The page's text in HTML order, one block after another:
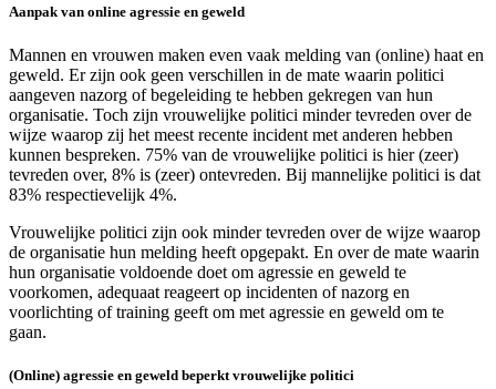
Aanpak van online agressie en geweld
Mannen en vrouwen maken even vaak melding van (online) haat en
geweld. Er zijn ook geen verschillen in de mate waarin politici
aangeven nazorg of begeleiding te hebben gekregen van hun
organisatie. Toch zijn vrouwelijke politici minder tevreden over de
wijze waarop zij het meest recente incident met anderen hebben
kunnen bespreken. 75% van de vrouwelijke politici is hier (zeer)
tevreden over, 8% is (zeer) ontevreden. Bij mannelijke politici is dat
83% respectievelijk 4%.
Vrouwelijke politici zijn ook minder tevreden over de wijze waarop
de organisatie hun melding heeft opgepakt. En over de mate waarin
hun organisatie voldoende doet om agressie en geweld te
voorkomen, adequaat reageert op incidenten of nazorg en
voorlichting of training geeft om met agressie en geweld om te
gaan.
(Online) agressie en geweld beperkt vrouwelijke politici